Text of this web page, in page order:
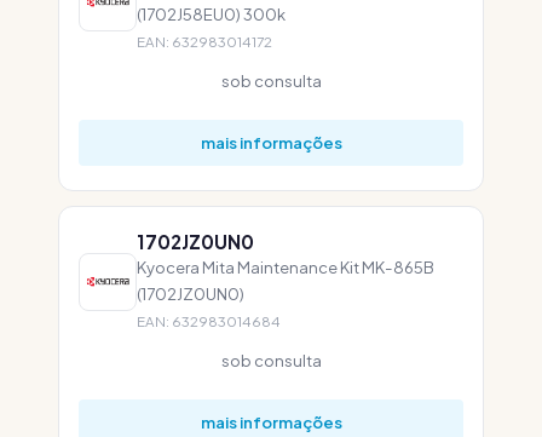
(1702J58EU0) 300k
EAN: 632983014172
sob consulta
mais informações
1702JZ0UN0
Kyocera Mita Maintenance Kit MK-865B
(1702JZ0UN0)
EAN: 632983014684
sob consulta
mais informações